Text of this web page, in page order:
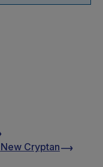
New Cryptan